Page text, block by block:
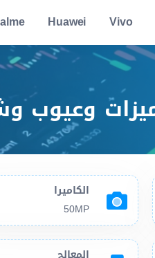
Vivo
Huawei
الكاميرا
50MP